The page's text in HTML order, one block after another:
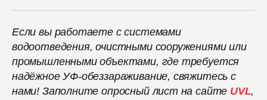
Если вы работаете с системами
водоотведения, очистными сооружениями или
промышленными объектами, где требуется
надёжное УФ-обеззараживание, свяжитесь с
нами! Заполните опросный лист на сайте UVL,